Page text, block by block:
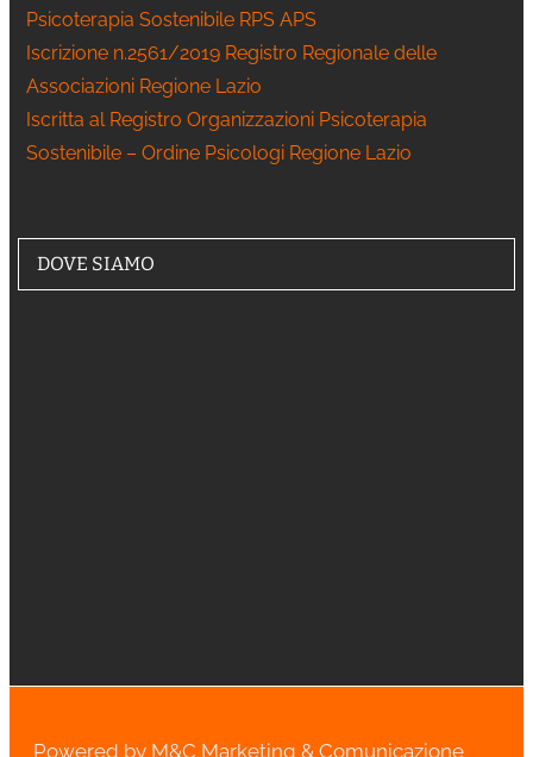
Psicoterapia Sostenibile RPS APS
Iscrizione n.2561/2019 Registro Regionale delle
Associazioni Regione Lazio
Iscritta al Registro Organizzazioni Psicoterapia
Sostenibile – Ordine Psicologi Regione Lazio
DOVE SIAMO
Powered by M&C Marketing & Comunicazione